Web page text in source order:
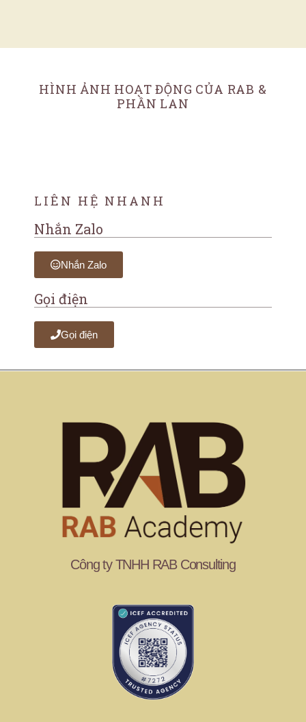
HÌNH ẢNH HOẠT ĐỘNG CỦA RAB &
PHẦN LAN
LIÊN HỆ NHANH
Nhắn Zalo
Nhắn Zalo
Gọi điện
Gọi điện
Công ty TNHH RAB Consulting